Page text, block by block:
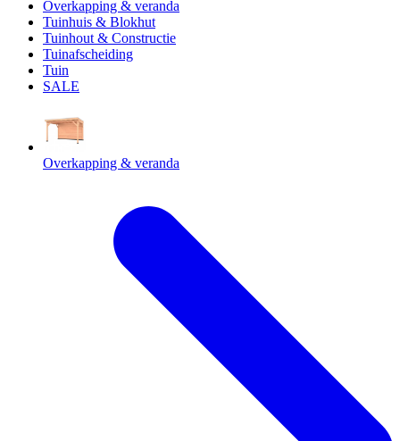
Overkapping & veranda
Tuinhuis & Blokhut
Tuinhout & Constructie
Tuinafscheiding
Tuin
SALE
Overkapping & veranda